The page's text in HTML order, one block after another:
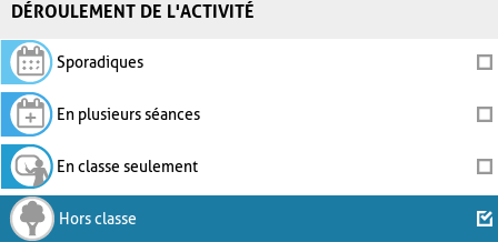
DÉROULEMENT DE L'ACTIVITÉ
Sporadiques
En plusieurs séances
En classe seulement
Hors classe